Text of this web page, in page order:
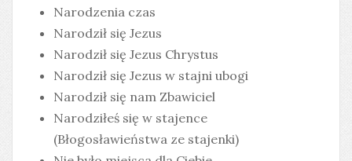
Narodzenia czas
Narodził się Jezus
Narodził się Jezus Chrystus
Narodził się Jezus w stajni ubogi
Narodził się nam Zbawiciel
Narodziłeś się w stajence
(Błogosławieństwa ze stajenki)